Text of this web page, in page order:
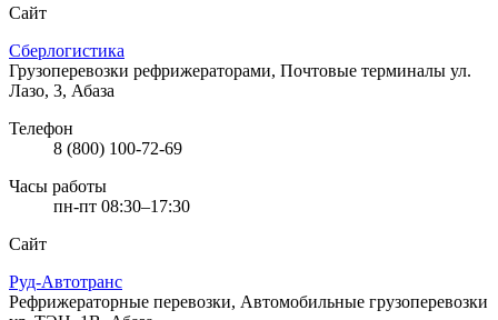
Сайт
Сберлогистика
Грузоперевозки рефрижераторами, Почтовые терминалы ул.
Лазо, 3, Абаза
Телефон
8 (800) 100-72-69
Часы работы
пн-пт 08:30–17:30
Сайт
Руд-Автотранс
Рефрижераторные перевозки, Автомобильные грузоперевозки